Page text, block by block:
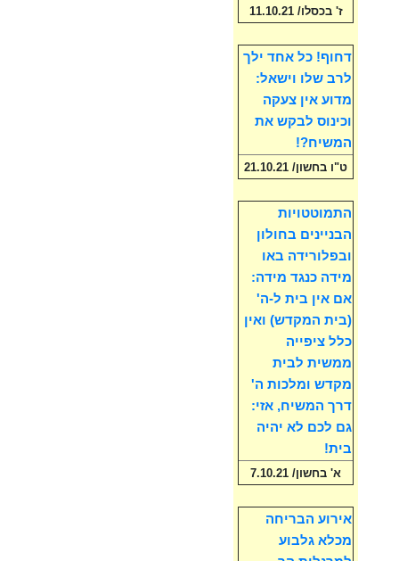
ז' בכסלו/ 11.10.21
דחוף! כל אחד ילך
לרב שלו וישאל:
מדוע אין צעקה
וכינוס לבקש את
המשיח?!
ט"ו בחשון/ 21.10.21
התמוטטויות
הבניינים בחולון
ובפלורידה באו
מידה כנגד מידה:
אם אין בית ל-ה'
(בית המקדש) ואין
כלל ציפייה
ממשית לבית
מקדש ומלכות ה'
דרך המשיח, אזי:
גם לכם לא יהיה
בית!
א' בחשון/ 7.10.21
אירוע הבריחה
מכלא גלבוע